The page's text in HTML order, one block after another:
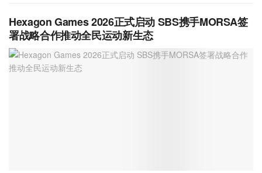
Hexagon Games 2026正式启动 SBS携手MORSA签
署战略合作推动全民运动新生态